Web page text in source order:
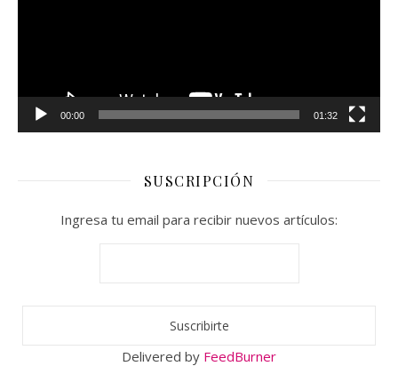
00:00 01:32
SUSCRIPCIÓN
Ingresa tu email para recibir nuevos artículos:
Delivered by FeedBurner